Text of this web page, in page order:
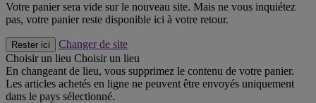
Votre panier sera vide sur le nouveau site. Mais ne vous inquiétez
pas, votre panier reste disponible ici à votre retour.
Rester ici
Changer de site
Choisir un lieu Choisir un lieu
En changeant de lieu, vous supprimez le contenu de votre panier.
Les articles achetés en ligne ne peuvent être envoyés uniquement
dans le pays sélectionné.